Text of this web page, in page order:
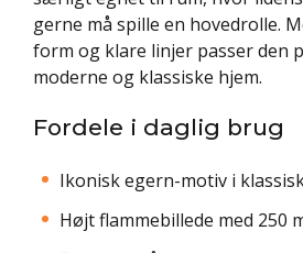
gerne må spille en hovedrolle.
form og klare linjer passer den
moderne og klassiske hjem.
Fordele i daglig brug
Ikonisk egern-motiv i
Højt flammebillede med 250